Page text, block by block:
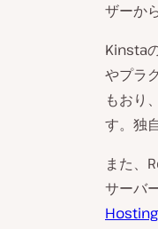
ザーか
Kinsta
やプラ
もおり、
す。独
また、
サーバ